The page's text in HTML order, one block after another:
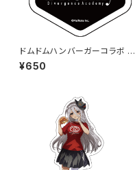
ドムドムハンバーガーコラボ ア
クリルチャーム (ダイバエリア)
¥650